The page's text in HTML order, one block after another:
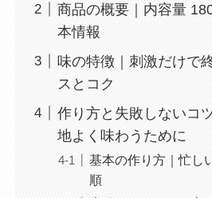
商品の概要｜内容量
本情報
味の特徴｜刺激だけで
スとコク
作り方と失敗しないコ
地よく味わうために
基本の作り方｜忙し
順